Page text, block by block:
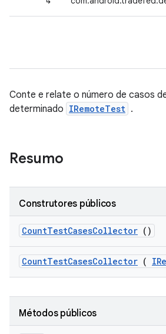
Conte e relate o número de casos
determinado IRemoteTest .
Resumo
Construtores públicos
CountTestCasesCollector ()
CountTestCasesCollector (
Métodos públicos